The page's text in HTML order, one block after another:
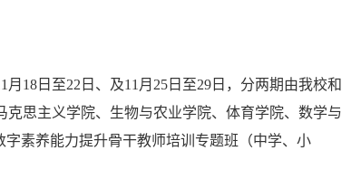
18日至22日、及11月25日至29日，分两期由我校和
思主义学院、生物与农业学院、体育学院、数学与
素养能力提升骨干教师培训专题班（中学、小